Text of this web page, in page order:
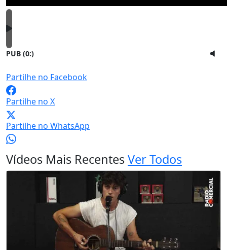
PUB (0:)
Partilhe no Facebook
Partilhe no X
Partilhe no WhatsApp
Vídeos Mais RecentesVer Todos